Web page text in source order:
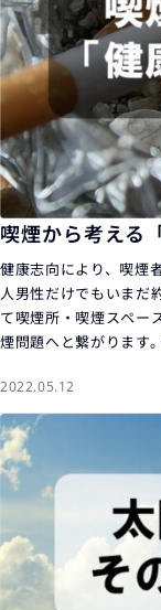
喫煙から考える
健康志向により、喫煙
人男性だけでもいまだ
て喫煙所・喫煙スペー
煙問題へと繋がります
2022.05.12